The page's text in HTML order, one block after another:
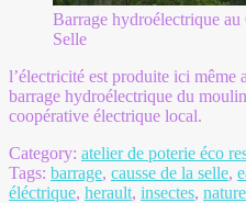
Barrage hydroélectrique au
Selle
l’électricité est produite ici même
barrage hydroélectrique du
coopérative électrique local.
Category: atelier de poterie éco
Tags: barrage, causse de la selle,
éléctrique, herault, insectes, nature